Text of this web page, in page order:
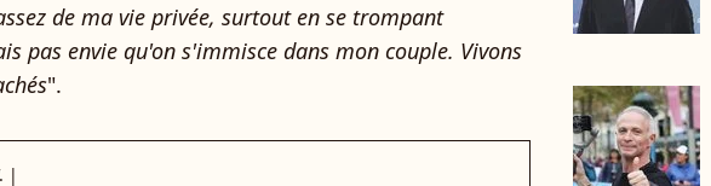
de ma vie privée, surtout en se trompant
pas envie qu'on s'immisce dans mon couple. Vivons
".
|